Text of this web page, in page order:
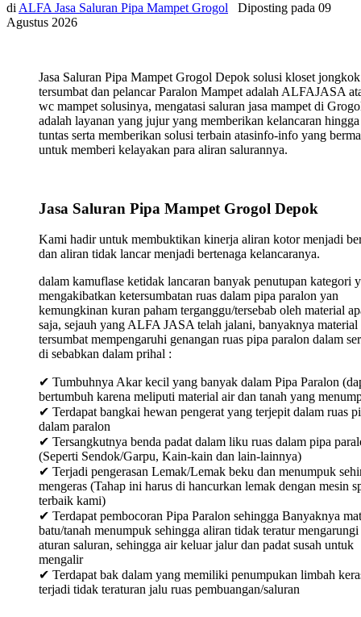
di ALFA Jasa Saluran Pipa Mampet Grogol Diposting pada 09
Agustus 2026
Jasa Saluran Pipa Mampet Grogol Depok solusi kloset jongkok
tersumbat dan pelancar Paralon Mampet adalah ALFAJASA
wc mampet solusinya, mengatasi saluran jasa mampet di
adalah layanan yang jujur yang memberikan kelancaran hingga
tuntas serta memberikan solusi terbain atasinfo-info yang
untuk memberi kelayakan para aliran salurannya.
Jasa Saluran Pipa Mampet Grogol Depok
Kami hadir untuk membuktikan kinerja aliran kotor menjadi
dan aliran tidak lancar menjadi bertenaga kelancaranya.
dalam kamuflase ketidak lancaran banyak penutupan kategori
mengakibatkan ketersumbatan ruas dalam pipa paralon yan
kemungkinan kuran paham terganggu/tersebab oleh material
saja, sejauh yang ALFA JASA telah jalani, banyaknya material
tersumbat mempengaruhi genangan ruas pipa paralon dalam
di sebabkan dalam prihal :
✔ Tumbuhnya Akar kecil yang banyak dalam Pipa Paralon
bertumbuh karena meliputi material air dan tanah yang
✔ Terdapat bangkai hewan pengerat yang terjepit dalam ruas
dalam paralon
✔ Tersangkutnya benda padat dalam liku ruas dalam pipa
(Seperti Sendok/Garpu, Kain-kain dan lain-lainnya)
✔ Terjadi pengerasan Lemak/Lemak beku dan menumpuk
mengeras (Tahap ini harus di hancurkan lemak dengan mesin
terbaik kami)
✔ Terdapat pembocoran Pipa Paralon sehingga Banyaknya
batu/tanah menumpuk sehingga aliran tidak teratur mengarungi
aturan saluran, sehingga air keluar jalur dan padat susah untuk
mengalir
✔ Terdapat bak dalam yang memiliki penumpukan limbah
terjadi tidak teraturan jalu ruas pembuangan/saluran